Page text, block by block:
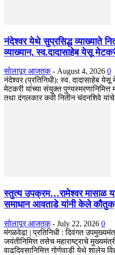
नंदेश्वर येथे सुप्रसिद्ध व्याख्याते
व्याख्यान, स्व.दादासाहेब येसू
सोलापूर आजतक - August 4, 2026 0
नंदेश्वर (प्रतिनिधी): स्व. दादासाहेब येसू
मेटकरी यांच्या संयुक्त पुण्यस्मरणानिमित्त
तथा दंगलकार कवी नितीन चंदनशिवे यांचे
स्तुत्य उपक्रम…रामेश्वर मासाळ
समाधान आवताडे यांनी केले
सोलापूर आजतक - July 22, 2026 0
मंगळवेढा | प्रतिनिधी : दिवंगत
जयंतीनिमित्त तसेच महाराष्ट्राचे
वाढदिवसानिमित्त गोणेवाडी येथे शालेय